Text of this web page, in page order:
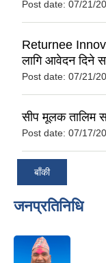
Post date: 07/21/
Returnee
लागि आवेदन दिने
Post date: 07/21/
सीप मूलक तालिम
Post date: 07/17/
बाँकी
जनप्रतिनिधि